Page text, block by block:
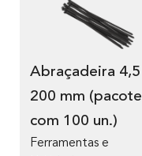
Abraçadeira 4,5 x
200 mm (pacote
com 100 un.)
Ferramentas e